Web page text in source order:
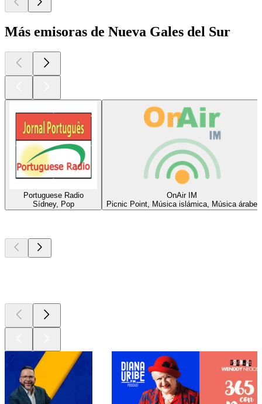
Más emisoras de Nueva Gales del Sur
Portuguese Radio
Sídney, Pop
OnAir IM
Picnic Point, Música islámica, Música árabe